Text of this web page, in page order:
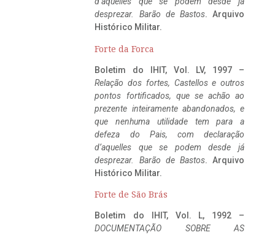
desprezar. Barão de Bastos. Arquivo
Histórico Militar.
Forte da Forca
Boletim do IHIT, Vol. LV, 1997 –
Relação dos fortes, Castellos e outros
pontos fortificados, que se achão ao
prezente inteiramente abandonados, e
que nenhuma utilidade tem para a
defeza do Pais, com declaração
d’aquelles que se podem desde já
desprezar. Barão de Bastos. Arquivo
Histórico Militar.
Forte de São Brás
Boletim do IHIT, Vol. L, 1992 –
DOCUMENTAÇÃO SOBRE AS